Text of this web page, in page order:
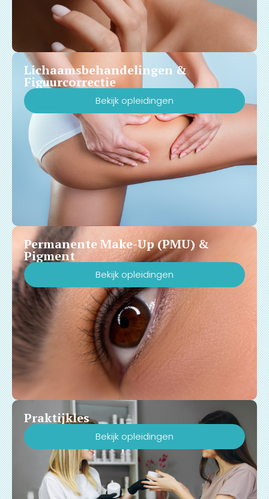
Lichaamsbehandelingen &
Figuurcorrectie
Bekijk opleidingen
Permanente Make-Up (PMU) &
Pigment
Bekijk opleidingen
Praktijkles
Bekijk opleidingen